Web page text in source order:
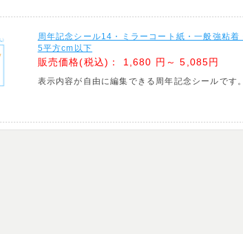
周年記念シール14・ミラーコート紙・一般強粘着
5平方cm以下
販売価格(税込)： 1,680 円～ 5,085円
表示内容が自由に編集できる周年記念シールです。